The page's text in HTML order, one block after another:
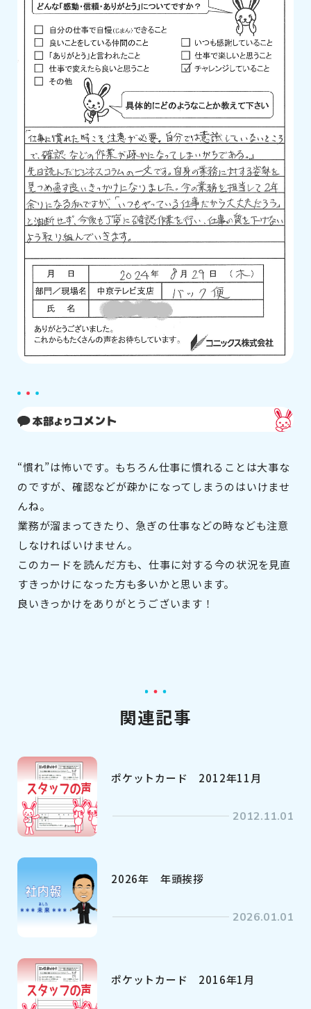
“慣れ”は怖いです。もちろん仕事に慣れることは大事な
のですが、確認などが疎かになってしまうのはいけませ
んね。
業務が溜まってきたり、急ぎの仕事などの時なども注意
しなければいけません。
このカードを読んだ方も、仕事に対する今の状況を見直
すきっかけになった方も多いかと思います。
良いきっかけをありがとうございます！
関連記事
ポケットカード 2012年11月
2012.11.01
2026年 年頭挨拶
2026.01.01
ポケットカード 2016年1月